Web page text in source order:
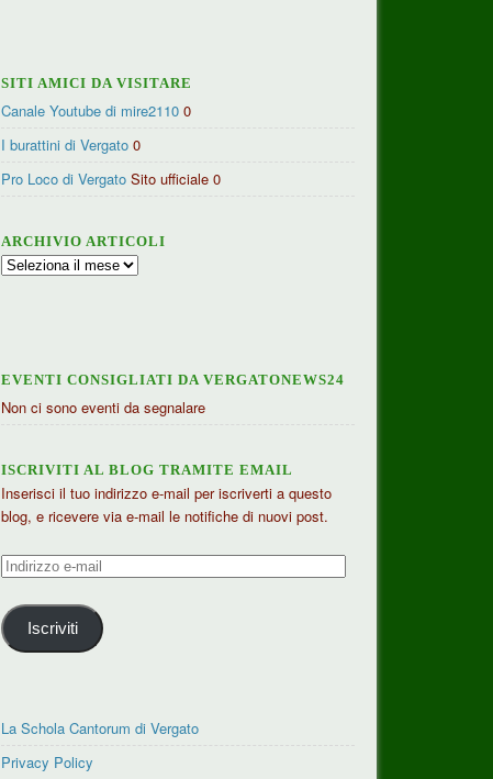
SITI AMICI DA VISITARE
Canale Youtube di mire2110 0
I burattini di Vergato 0
Pro Loco di Vergato Sito ufficiale 0
ARCHIVIO ARTICOLI
Archivio
EVENTI CONSIGLIATI DA VERGATONEWS24
Non ci sono eventi da segnalare
ISCRIVITI AL BLOG TRAMITE EMAIL
Inserisci il tuo indirizzo e-mail per iscriverti a questo
blog, e ricevere via e-mail le notifiche di nuovi post.
Indirizzo
mail
Iscriviti
La Schola Cantorum di Vergato
Privacy Policy